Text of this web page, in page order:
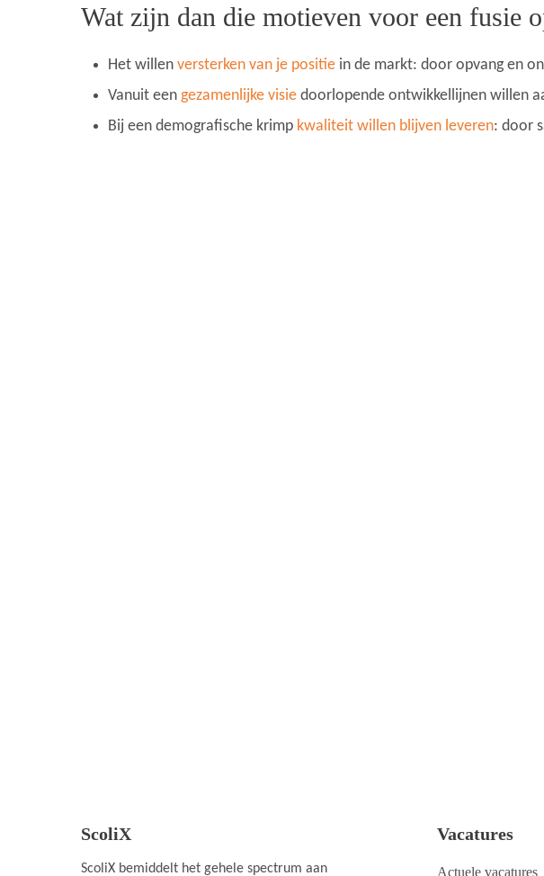
Wat zijn dan die motieven voor een fusie
Het willenversterken van je positie in de markt: door opvang en
Vanuit eengezamenlijke visie doorlopende ontwikkellijnen willen
Bij een demografische krimp kwaliteit willen blijven leveren: door
ScoliX
ScoliX bemiddelt het gehele spectrum aan
Vacatures
Actuele vacatures